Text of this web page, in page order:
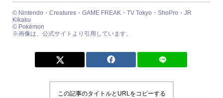
© Nintendo・Creatures・GAME FREAK・TV Tokyo・ShoPro・JR
Kikaku
© Pokémon
※画像は、公式サイトより引用しています。
この記事のタイトルとURLをコピーする